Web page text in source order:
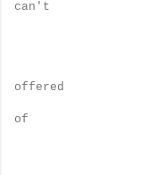
can't
offered
of